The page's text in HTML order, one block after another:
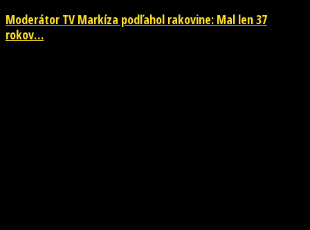
Moderátor TV Markíza podľahol rakovine: Mal len 37
rokov…